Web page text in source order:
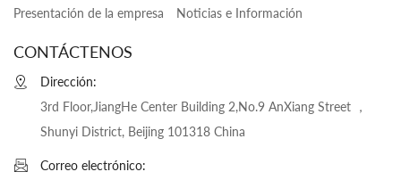
Presentación de la empresa Noticias e Información
CONTÁCTENOS
Dirección:
3rd Floor,JiangHe Center Building 2,No.9 AnXiang Street ，
Shunyi District, Beijing 101318 China
Correo electrónico: